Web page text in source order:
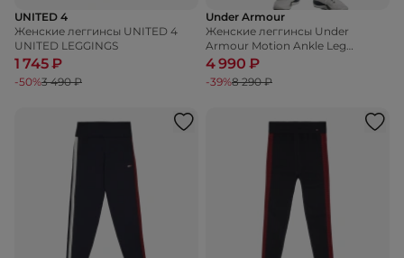
UNITED 4
Женские леггинсы UNITED 4
UNITED LEGGINGS
1 745 ₽
-50%3 490 ₽
Under Armour
Женские леггинсы Under
Armour Motion Ankle Leg
Branded
4 990 ₽
-39%8 290 ₽